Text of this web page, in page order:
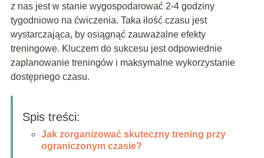
z nas jest w stanie wygospodarować 2-4 godziny
tygodniowo na ćwiczenia. Taka ilość czasu jest
wystarczająca, by osiągnąć zauważalne efekty
treningowe. Kluczem do sukcesu jest odpowiednie
zaplanowanie treningów i maksymalne wykorzystanie
dostępnego czasu.
Spis treści:
Jak zorganizować skuteczny trening przy
ograniczonym czasie?